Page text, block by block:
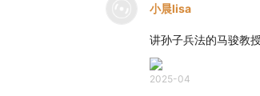
小晨lisa
讲孙子兵法的马骏教授
2025-04